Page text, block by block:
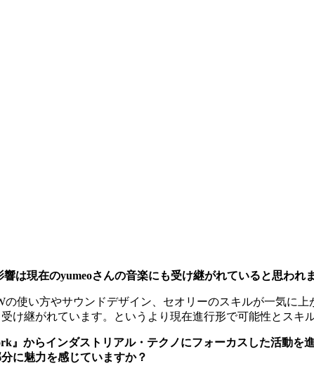
は現在のyumeoさんの音楽にも受け継がれていると思われ
使い方やサウンドデザイン、セオリーのスキルが一気に上
け継がれています。というより現在進行形で可能性とスキ
』からインダストリアル・テクノにフォーカスした活動を
に魅力を感じていますか？